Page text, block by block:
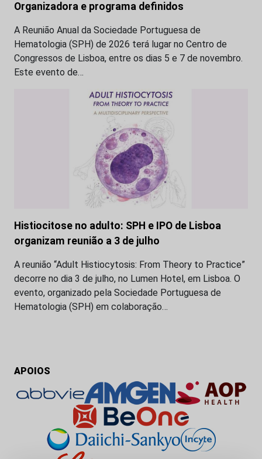
Organizadora e programa definidos
A Reunião Anual da Sociedade Portuguesa de
Hematologia (SPH) de 2026 terá lugar no Centro de
Congressos de Lisboa, entre os dias 5 e 7 de novembro.
Este evento de…
Histiocitose no adulto: SPH e IPO de Lisboa
organizam reunião a 3 de julho
A reunião “Adult Histiocytosis: From Theory to Practice”
decorre no dia 3 de julho, no Lumen Hotel, em Lisboa. O
evento, organizado pela Sociedade Portuguesa de
Hematologia (SPH) em colaboração…
APOIOS